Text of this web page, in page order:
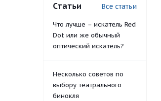
Статьи Все статьи
Что лучше – искатель Red
Dot или же обычный
оптический искатель?
Несколько советов по
выбору театрального
бинокля